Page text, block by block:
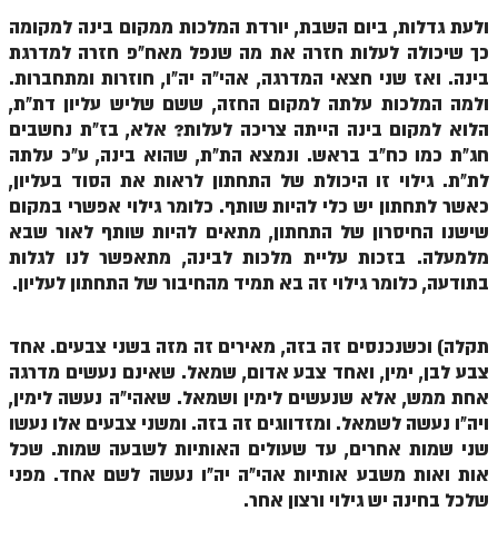
זוהר אחרי מות למתקדמים
הזוהר הקדוש – קדושים למתקדמים
ספר הזוהר אמור השקפה
הזוהר הקדוש פרשת בהר למתחילים
הזוהר הקדוש פרשת בהר – מתקדמים
זוהר הקדוש בחוקותי למתקדמים
ספר הזוהר – במדבר
זוהר במדבר מתקדמים
ולעת גדלות, ביום השבת, יורדת המלכות ממקום בינה למקומה
כך שיכולה לעלות חזרה את מה שנפל מאח"פ חזרה למדרגת
בינה. ואז שני חצאי המדרגה, אהי"ה יה"ו, חוזרות ומתחברות.
ולמה המלכות עלתה למקום החזה, ששם שליש עליון דת"ת,
הלוא למקום בינה הייתה צריכה לעלות? אלא, בז"ת נחשבים
חג"ת כמו כח"ב בראש. ונמצא הת"ת, שהוא בינה, ע"כ עלתה
לת"ת. גילוי זו היכולת של התחתון לראות את הסוד בעליון,
כאשר לתחתון יש כלי להיות שותף. כלומר גילוי אפשרי במקום
שישנו החיסרון של התחתון, מתאים להיות שותף לאור שבא
מלמעלה. בזכות עליית מלכות לבינה, מתאפשר לנו לגלות
בתודעה, כלומר גילוי זה בא תמיד מהחיבור של התחתון לעליון.
תקלה) וכשנכנסים זה בזה, מאירים זה מזה בשני צבעים. אחד
צבע לבן, ימין, ואחד צבע אדום, שמאל. שאינם נעשים מדרגה
אחת ממש, אלא שנעשים לימין ושמאל. שאהי"ה נעשה לימין,
ויה"ו נעשה לשמאל. ומזדווגים זה בזה. ומשני צבעים אלו נעשו
שני שמות אחרים, עד שעולים האותיות לשבעה שמות. שכל
אות ואות משבע אותיות אהי"ה יה"ו נעשה לשם אחד. מפני
שלכל בחינה יש גילוי ורצון אחר.